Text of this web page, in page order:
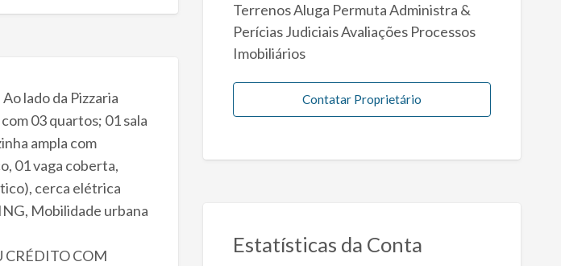
lado da Pizzaria
03 quartos; 01 sala
ampla com
01 vaga coberta,
cerca elétrica
Mobilidade urbana
CRÉDITO COM
Terrenos Aluga Permuta Administra &
Perícias Judiciais Avaliações Processos
Imobiliários
Contatar Proprietário
Estatísticas da Conta